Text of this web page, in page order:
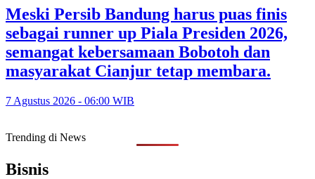
Meski Persib Bandung harus puas finis
sebagai runner up Piala Presiden 2026,
semangat kebersamaan Bobotoh dan
masyarakat Cianjur tetap membara.
7 Agustus 2026 - 06:00 WIB
Trending di News
Bisnis